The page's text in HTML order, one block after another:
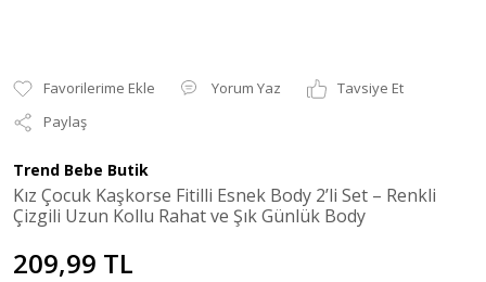
Yorum Yaz
Tavsiye Et
Paylaş
Trend Bebe Butik
Kız Çocuk Kaşkorse Fitilli Esnek Body 2’li Set – Renkli
Çizgili Uzun Kollu Rahat ve Şık Günlük Body
209,99 TL